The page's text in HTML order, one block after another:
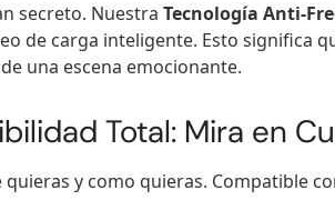
secreto. Nuestra Tecnología Anti-
de carga inteligente. Esto significa
una escena emocionante.
Total: Mira en
y como quieras. Compatible